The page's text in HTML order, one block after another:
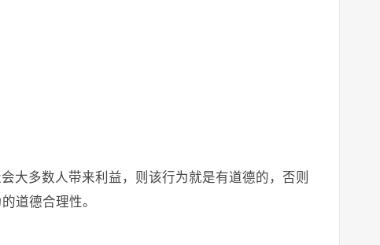
大多数人带来利益，则该行为就是有道德的，否则
道德合理性。